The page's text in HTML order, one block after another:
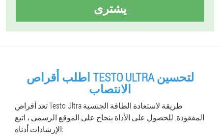
يشترى
اطلب أقراص TESTO ULTRA لتحسين
الانتصاب
تعد أقراص Testo Ultra طريقة لاستعادة الطاقة الجنسية
المفقودة. للحصول على الأداة بنجاح على الموقع الرسمي ، اتبع
الإرشادات أدناه: